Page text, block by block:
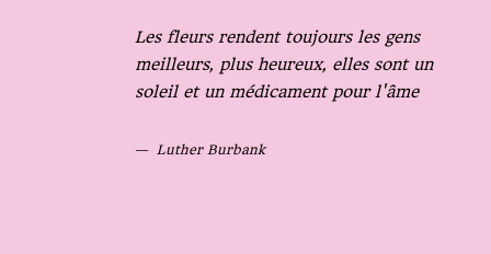
Les fleurs rendent toujours les gens
meilleurs, plus heureux, elles sont un
soleil et un médicament pour l'âme
Luther Burbank